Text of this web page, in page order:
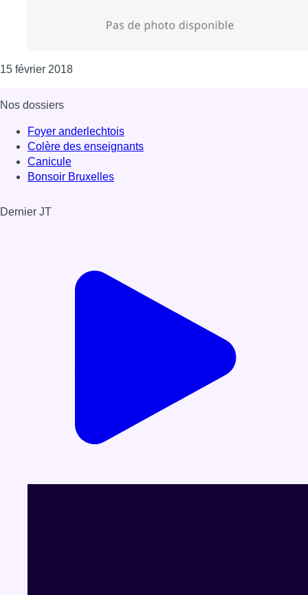
15 février 2018Consulter l'article "Le travailleur belge
Nos dossiers
Foyer anderlechtois
Colère des enseignants
Canicule
Bonsoir Bruxelles
Dernier JT